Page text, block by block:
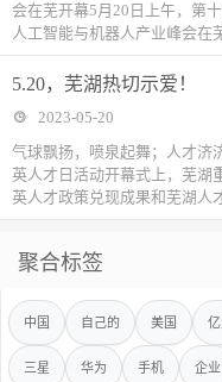
会在芜开幕5月20日上午，第
人工智能与机器人产业峰会在
5.20，芜湖热切示爱！
2023-05-20
气球飘扬，喷泉起舞；人才济
英人才日活动开幕式上，芜湖
英人才政策兑现成果和芜湖人
聚合标签
中国 自己的 美国
三星 华为 手机 企业